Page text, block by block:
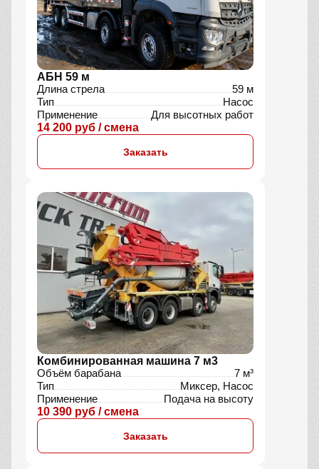
АБН 59 м
Длина стрела
59 м
Тип
Насос
Применение
Для высотных работ
14 200 руб / смена
Заказать
Комбинированная машина 7 м3
Объём барабана
7 м³
Тип
Миксер, Насос
Применение
Подача на высоту
10 390 руб / смена
Заказать